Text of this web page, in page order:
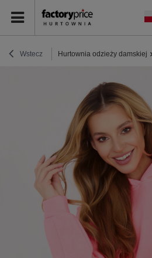
Wstecz Hurtownia odzieży damskiej